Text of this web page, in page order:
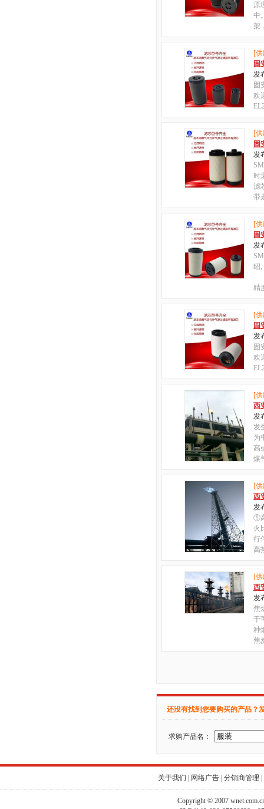
原
中
架
[
固
发
固
欢
[
固
发
时
滤
带
[
固
发
绍
精
[
固
发
固
欢
[
西
发
发
为
高
煤
[
西
发
①
火
行
高
[
西
发
焦
于
种
焦
还没有找到您要购买的产品？
求购产品名：
关于我们 网络广告 分销商管理
Copyright © 2007